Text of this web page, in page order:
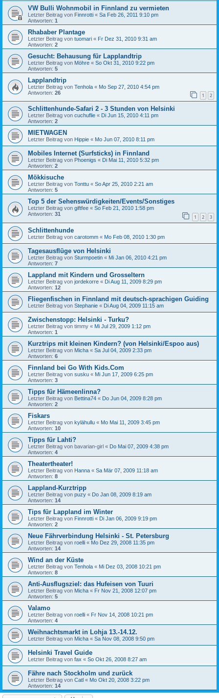
VW Bulli Wohnmobil in Finnland zu vermieten
Letzter Beitrag von Finnrotti « Sa Feb 26, 2011 9:10 pm
Antworten: 1
Rhababer Plantage
Letzter Beitrag von tuomari « Fr Dez 31, 2010 9:31 am
Antworten: 2
Gesucht: Behausung für Lapplandtrip
Letzter Beitrag von Möhre « So Okt 31, 2010 9:22 pm
Antworten: 5
Lapplandtrip
Letzter Beitrag von Tenhola « Mo Sep 27, 2010 4:54 pm
Antworten: 26 1 2
Schlittenhunde-Safari 2 - 3 Stunden von Helsinki
Letzter Beitrag von cuchuflie « Di Jun 15, 2010 4:11 pm
Antworten: 2
MIETWAGEN
Letzter Beitrag von Hippie « Mo Jun 07, 2010 8:11 pm
Mobiles Internet (Surfsticks) in Finnland
Letzter Beitrag von Phoenigs « Di Mai 11, 2010 5:32 pm
Antworten: 2
Mökkisuche
Letzter Beitrag von Tonttu « So Apr 25, 2010 2:21 am
Antworten: 5
Top 5 der Sehenswürdigkeiten/Events/Sonstiges
Letzter Beitrag von giftfee « So Feb 21, 2010 1:58 pm
Antworten: 31 1 2 3
Schlittenhunde
Letzter Beitrag von carotomm « Mo Feb 08, 2010 1:30 pm
Tagesausflüge von Helsinki
Letzter Beitrag von Sturmpoetin « Mi Jan 06, 2010 4:21 pm
Antworten: 7
Lappland mit Kindern und Grosseltern
Letzter Beitrag von jordekorre « Di Aug 11, 2009 8:29 pm
Antworten: 12
Fliegenfischen in Finnland mit deutsch-sprachigen Guiding
Letzter Beitrag von Stephanie « Di Aug 04, 2009 11:15 am
Zwischenstopp: Helsinki - Turku?
Letzter Beitrag von timmy « Mi Jul 29, 2009 1:12 pm
Antworten: 1
Kurztrips mit kleinen Kindern? (von Helsinki/Espoo aus)
Letzter Beitrag von Micha « Sa Jul 04, 2009 2:33 pm
Antworten: 6
Finnland bei Go With Kids.Com
Letzter Beitrag von susku « Mi Jun 17, 2009 6:25 pm
Antworten: 3
Tipps für Hämeenlinna?
Letzter Beitrag von Bettina74 « Do Jun 04, 2009 8:28 pm
Antworten: 2
Fiskars
Letzter Beitrag von kylähullu « Mo Mai 11, 2009 3:45 pm
Antworten: 10
Tipps für Lahti?
Letzter Beitrag von bavarian-girl « Do Mai 07, 2009 4:38 pm
Antworten: 4
Theatertheater!
Letzter Beitrag von Hanna « Sa Mär 07, 2009 11:18 am
Antworten: 8
Lappland-Kurztripp
Letzter Beitrag von puzy « Do Jan 08, 2009 8:19 am
Antworten: 14
Tips für Lappland im Winter
Letzter Beitrag von Finnrotti « Di Jan 06, 2009 9:19 pm
Antworten: 2
Neue Fährverbindung Helsinki - St. Petersburg
Letzter Beitrag von roelli « Mo Dez 29, 2008 11:35 pm
Antworten: 14
Wind an der Küste
Letzter Beitrag von Tenhola « Mi Dez 03, 2008 10:21 pm
Antworten: 8
Anti-Ausflugsziel: das Hufeisen von Tuuri
Letzter Beitrag von Micha « Fr Nov 21, 2008 12:07 pm
Antworten: 5
Valamo
Letzter Beitrag von roelli « Fr Nov 14, 2008 10:21 pm
Antworten: 4
Weihnachtsmarkt in Lohja 13.-14.12.
Letzter Beitrag von Micha « Sa Nov 08, 2008 9:50 pm
Helsinki Travel Guide
Letzter Beitrag von fax « So Okt 26, 2008 8:27 am
Fähre nach Stockholm und zurück
Letzter Beitrag von Catl « Mo Okt 20, 2008 3:22 pm
Antworten: 14